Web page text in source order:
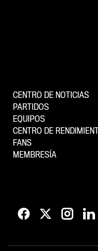
CENTRO DE NOTICIAS
PARTIDOS
EQUIPOS
CENTRO DE
FANS
MEMBRESÍA